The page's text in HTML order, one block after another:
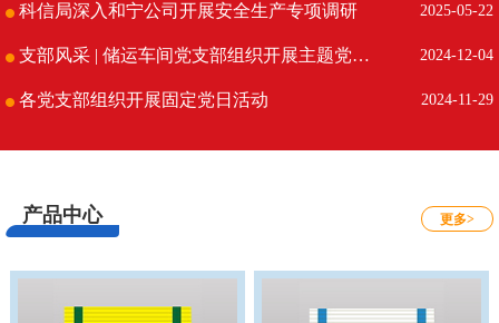
科信局深入和宁公司开展安全生产专项调研 2025-05-22
支部风采 | 储运车间党支部组织开展主题党日活动 2024-12-04
各党支部组织开展固定党日活动 2024-11-29
产品中心 更多>